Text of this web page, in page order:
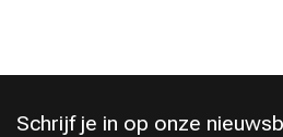
Schrijf je in op onze